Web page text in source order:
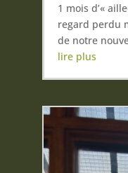
1 mois d’«
regard perdu
de notre
lire plus